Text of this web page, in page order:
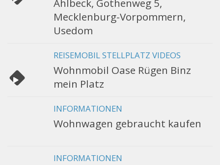
Mecklenburg-Vorpommern,
Usedom
REISEMOBIL STELLPLATZ VIDEOS
Wohnmobil Oase Rügen Binz
mein Platz
INFORMATIONEN
Wohnwagen gebraucht kaufen
INFORMATIONEN